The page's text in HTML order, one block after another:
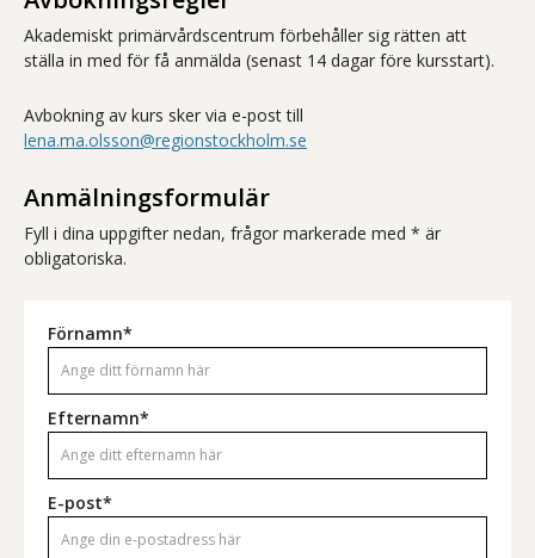
Akademiskt primärvårdscentrum förbehåller sig rätten att
ställa in med för få anmälda (senast 14 dagar före kursstart).
Avbokning av kurs sker via e-post till
lena.ma.olsson@regionstockholm.se
Anmälningsformulär
Fyll i dina uppgifter nedan, frågor markerade med * är
obligatoriska.
Förnamn*
Efternamn*
E-post*